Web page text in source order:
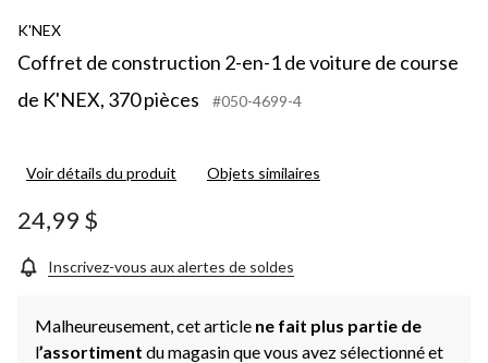
K'NEX
Coffret de construction 2-en-1 de voiture de course
de K'NEX, 370 pièces
#050-4699-4
Voir détails du produit Objets similaires
24,99 $
Inscrivez-vous aux alertes de soldes
Malheureusement, cet article ne fait plus partie de
l’assortiment du magasin que vous avez sélectionné et